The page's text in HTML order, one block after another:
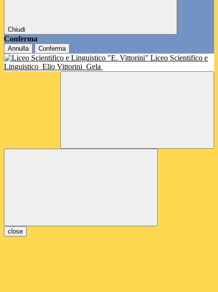
Chiudi
Conferma
Annulla Conferma
Liceo Scientifico e
Linguistico Elio Vittorini Gela
close